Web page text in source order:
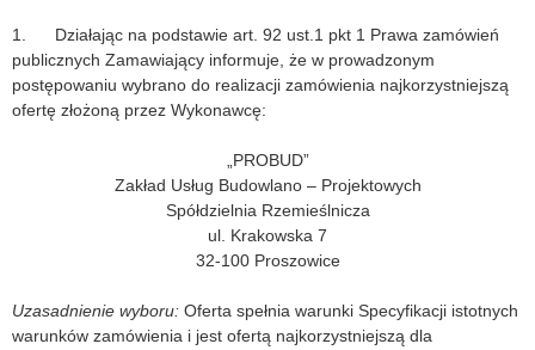
1. Działając na podstawie art. 92 ust.1 pkt 1 Prawa zamówień
publicznych Zamawiający informuje, że w prowadzonym
postępowaniu wybrano do realizacji zamówienia najkorzystniejszą
ofertę złożoną przez Wykonawcę:
„PROBUD”
Zakład Usług Budowlano – Projektowych
Spółdzielnia Rzemieślnicza
ul. Krakowska 7
32-100 Proszowice
Uzasadnienie wyboru: Oferta spełnia warunki Specyfikacji istotnych
warunków zamówienia i jest ofertą najkorzystniejszą dla